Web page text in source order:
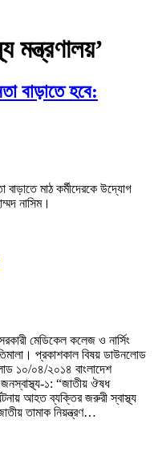
বাড়াতে হবে:
বাড়াতে মাঠ কর্মীদেরকে উদ্যোগ
নাসিম।
মেডিকেল কলেজ ও নার্সিং
প্রকাশকাল বিষয় ডাউনলোড
১০/০৪/২০১৪ বাংলাদেশ
১: “জাতীয় ঔষধ
আহত ব্যক্তির জরুরী স্বাস্থ্য
তামাক নিয়ন্ত্রণ…